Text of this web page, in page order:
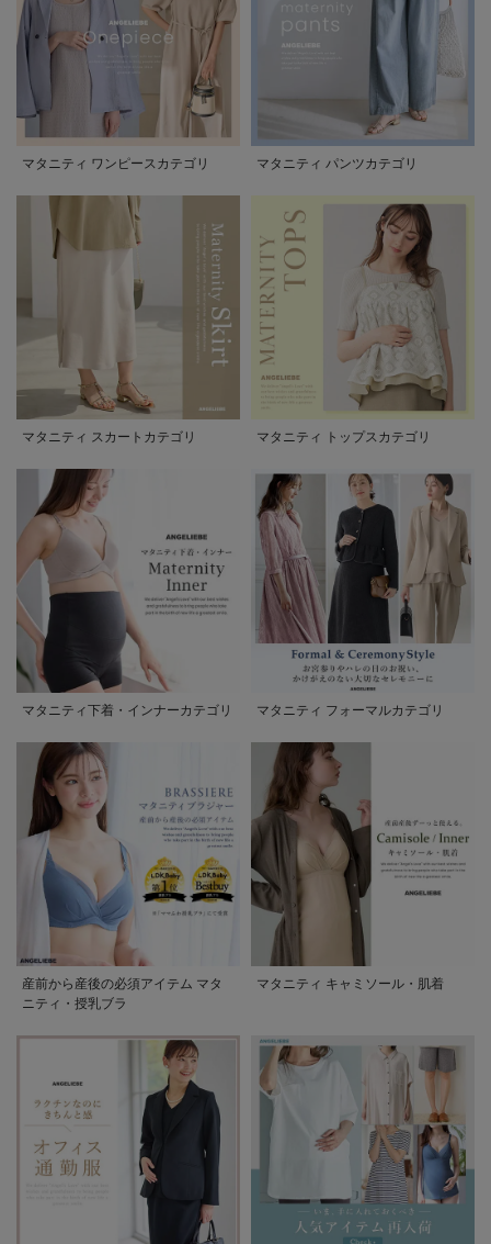
マタニティ ワンピースカテゴリ マタニティ パンツカテゴリ
マタニティ スカートカテゴリ マタニティ トップスカテゴリ
マタニティ下着・インナーカテゴリ マタニティ フォーマルカテゴリ
産前から産後の必須アイテム マタ
ニティ・授乳ブラ
マタニティ キャミソール・肌着